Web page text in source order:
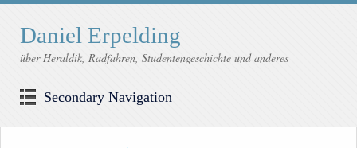
Daniel Erpelding
über Heraldik, Radfahren, Studentengeschichte und anderes
Secondary Navigation